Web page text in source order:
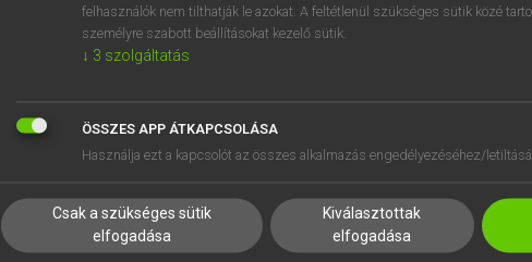
EGYÉNI FELHASZNÁLÓKNAK
TANULÓKNAK
VÁLLALATI MEGOLDÁSOK
SÚGÓ
RÓLUNK
SÜTI BEÁLLÍTÁSOK
felhasználók nem tilthatják le azokat. A feltétlenül szükséges sütik közé
személyre szabott beállításokat kezelő sütik.
↓ 3 szolgáltatás
ÖSSZES APP ÁTKAPCSOLÁSA
Használja ezt a kapcsolót az összes alkalmazás engedélyezéséhez/
Csak a szükséges sütik
elfogadása
Kiválasztottak
elfogadása